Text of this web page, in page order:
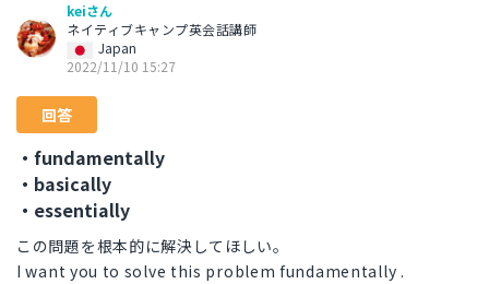
keiさん
ネイティブキャンプ英会話講師
Japan
2022/11/10 15:27
回答
・fundamentally
・basically
・essentially
この問題を根本的に解決してほしい。
I want you to solve this problem fundamentally .